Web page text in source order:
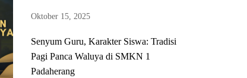
Oktober 15, 2025
Senyum Guru, Karakter Siswa: Tradisi
Pagi Panca Waluya di SMKN 1
Padaherang